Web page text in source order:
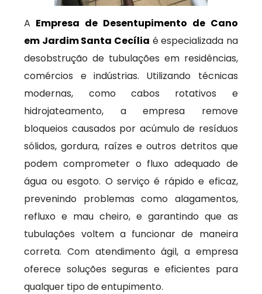
A Empresa de Desentupimento de Cano
em Jardim Santa Cecília é especializada na
desobstrução de tubulações em residências,
comércios e indústrias. Utilizando técnicas
modernas, como cabos rotativos e
hidrojateamento, a empresa remove
bloqueios causados por acúmulo de resíduos
sólidos, gordura, raízes e outros detritos que
podem comprometer o fluxo adequado de
água ou esgoto. O serviço é rápido e eficaz,
prevenindo problemas como alagamentos,
refluxo e mau cheiro, e garantindo que as
tubulações voltem a funcionar de maneira
correta. Com atendimento ágil, a empresa
oferece soluções seguras e eficientes para
qualquer tipo de entupimento.